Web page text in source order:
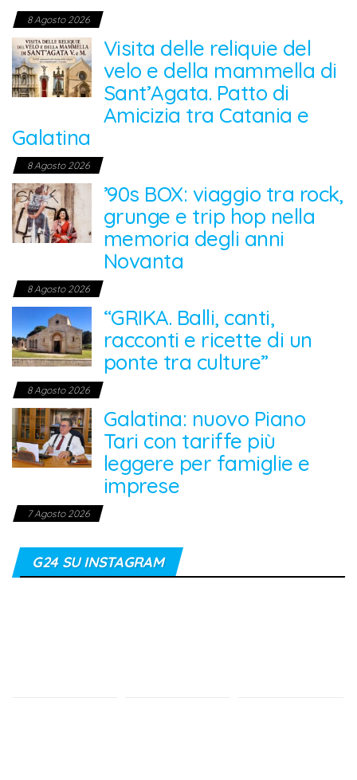
8 Agosto 2026
Visita delle reliquie del
velo e della mammella di
Sant’Agata. Patto di
Amicizia tra Catania e
Galatina
8 Agosto 2026
’90s BOX: viaggio tra rock,
grunge e trip hop nella
memoria degli anni
Novanta
8 Agosto 2026
“GRIKA. Balli, canti,
racconti e ricette di un
ponte tra culture”
8 Agosto 2026
Galatina: nuovo Piano
Tari con tariffe più
leggere per famiglie e
imprese
7 Agosto 2026
G24 SU INSTAGRAM